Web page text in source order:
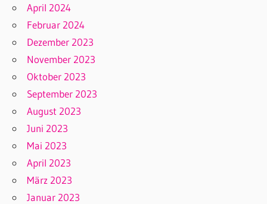
April 2024
Februar 2024
Dezember 2023
November 2023
Oktober 2023
September 2023
August 2023
Juni 2023
Mai 2023
April 2023
März 2023
Januar 2023